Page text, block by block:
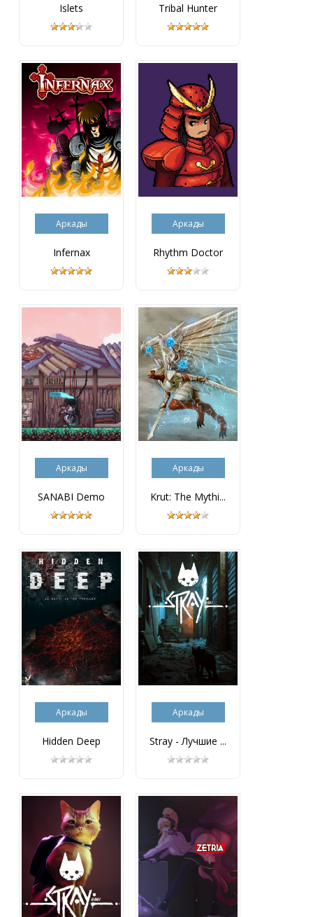
Islets Tribal Hunter
Аркады
Infernax
Аркады
Rhythm Doctor
Аркады
SANABI Demo
Аркады
Krut: The Mythi...
Аркады
Hidden Deep
Аркады
Stray - Лучшие ...